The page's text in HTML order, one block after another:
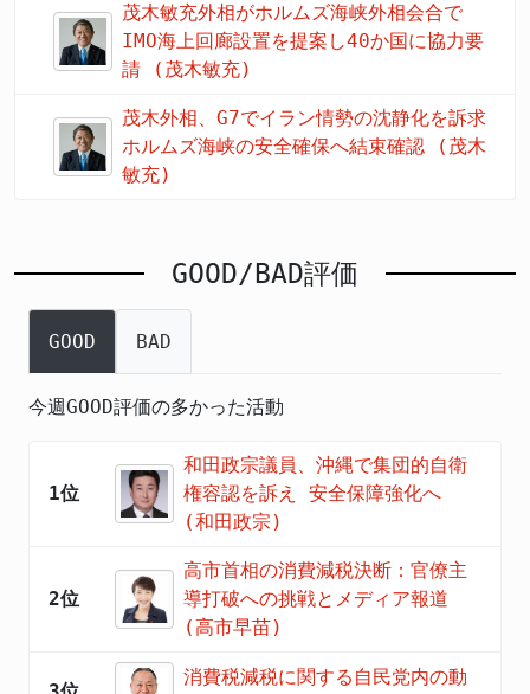
茂木敏充外相がホルムズ海峡外相会合で
IMO海上回廊設置を提案し40か国に協力要
請 (茂木敏充)
茂木外相、G7でイラン情勢の沈静化を訴求
ホルムズ海峡の安全確保へ結束確認 (茂木
敏充)
GOOD/BAD評価
GOOD BAD
今週GOOD評価の多かった活動
1位
和田政宗議員、沖縄で集団的自衛
権容認を訴え 安全保障強化へ
(和田政宗)
2位
高市首相の消費減税決断：官僚主
導打破への挑戦とメディア報道
(高市早苗)
消費税減税に関する自民党内の動